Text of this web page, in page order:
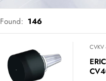
Found: 146
CVKV